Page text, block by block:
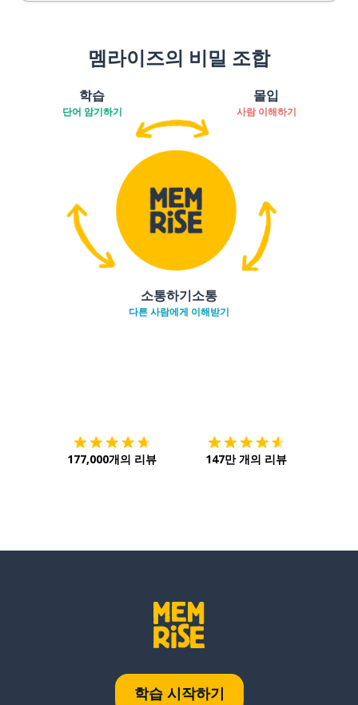
멤라이즈의 비밀 조합
학습
단어 암기하기
몰입
사람 이해하기
소통하기소통
다른 사람에게 이해받기
177,000개의 리뷰 147만 개의 리뷰
학습 시작하기